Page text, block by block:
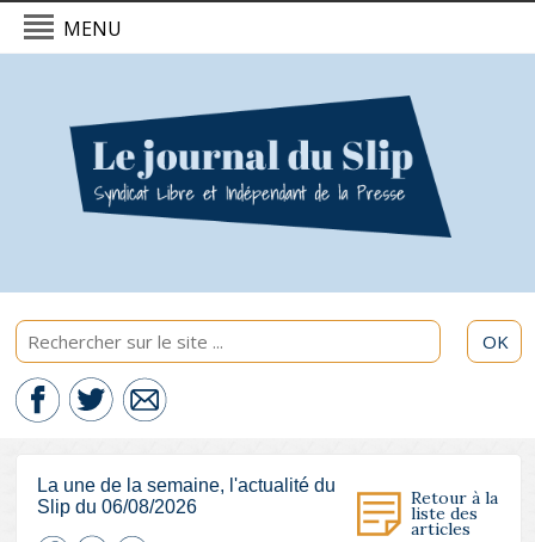
MENU
Politique & International
Economie
Culture & Société
Sport & Santé
OK
La une de la semaine, l'actualité du
Slip du 06/08/2026
Retour à la
liste des
articles